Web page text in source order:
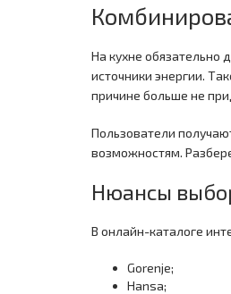
На кухне обязательно
источники энергии.
причине больше не
Пользователи
возможностям.
Нюансы
В онлайн-каталоге
Gorenje;
Hansa;